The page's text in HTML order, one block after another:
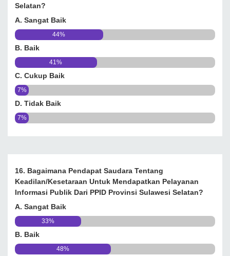
Selatan?
A. Sangat Baik
44%
B. Baik
41%
C. Cukup Baik
7%
D. Tidak Baik
7%
16. Bagaimana Pendapat Saudara Tentang
Keadilan/kesetaraan Untuk Mendapatkan Pelayanan
Informasi Publik Dari PPID Provinsi Sulawesi Selatan?
A. Sangat Baik
33%
B. Baik
48%